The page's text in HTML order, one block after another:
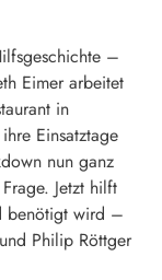
–
Eimer arbeitet
in
Einsatztage
nun ganz
Jetzt hilft
benötigt wird –
Philip Röttger